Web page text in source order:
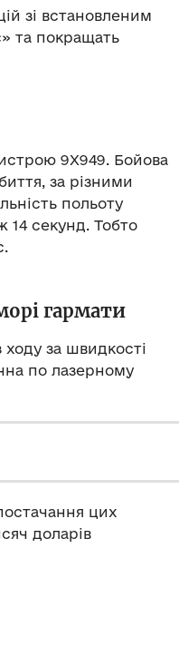
зі встановленим
та покращать
9Х949. Бойова
за різними
польоту
14 секунд. Тобто
гармати
за швидкості
по лазерному
цих
доларів